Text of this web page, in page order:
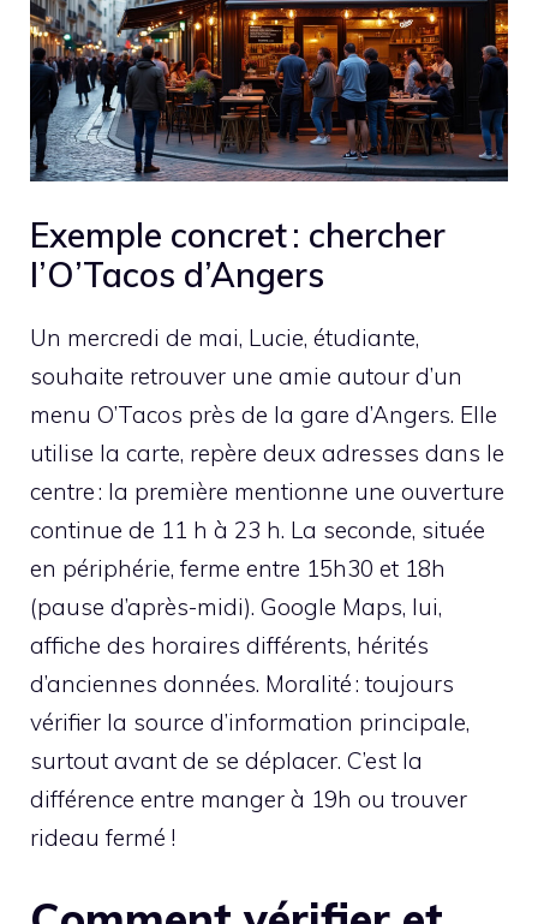
Exemple concret : chercher
l’O’Tacos d’Angers
Un mercredi de mai, Lucie, étudiante,
souhaite retrouver une amie autour d’un
menu O’Tacos près de la gare d’Angers. Elle
utilise la carte, repère deux adresses dans le
centre : la première mentionne une ouverture
continue de 11 h à 23 h. La seconde, située
en périphérie, ferme entre 15h30 et 18h
(pause d’après-midi). Google Maps, lui,
affiche des horaires différents, hérités
d’anciennes données. Moralité : toujours
vérifier la source d’information principale,
surtout avant de se déplacer. C’est la
différence entre manger à 19h ou trouver
rideau fermé !